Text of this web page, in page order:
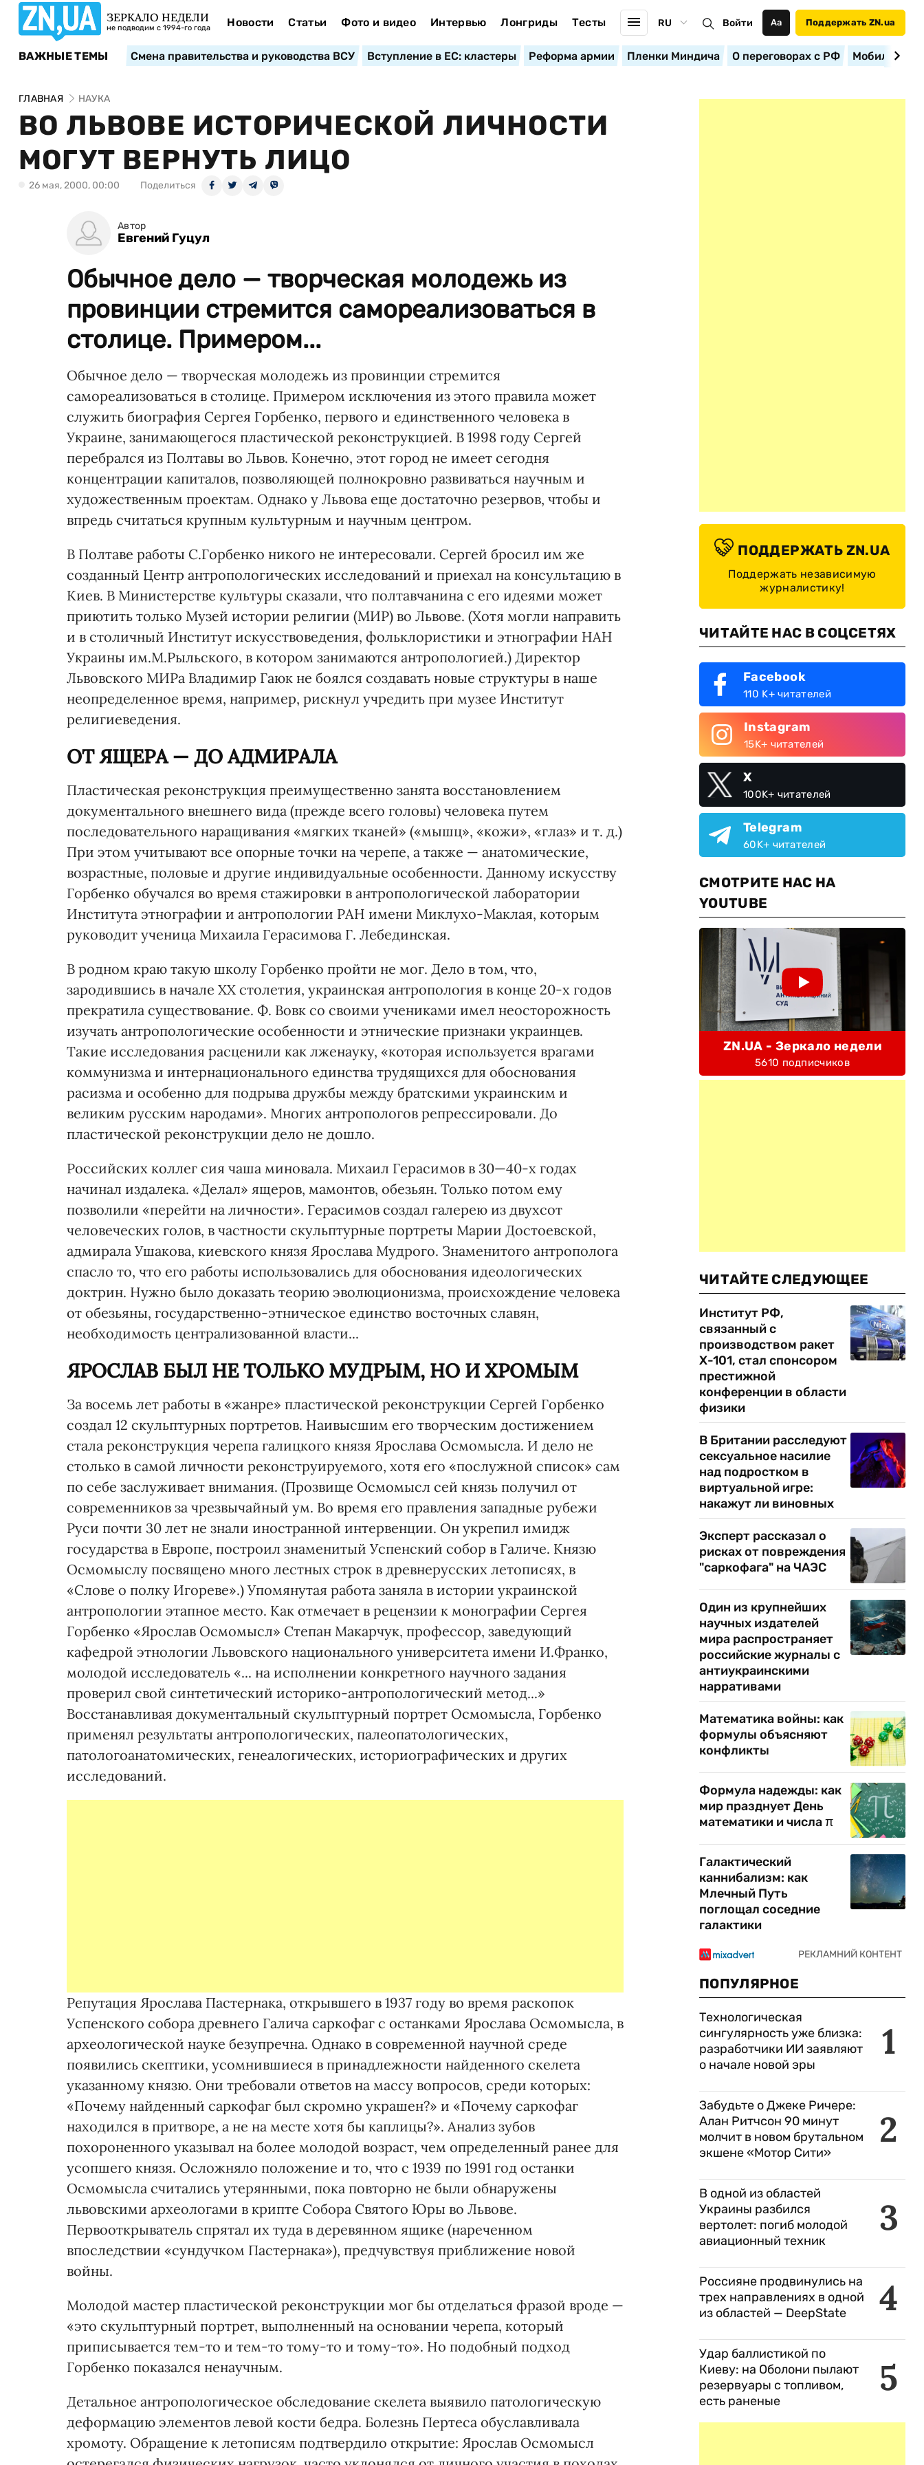
ЗЕРКАЛО НЕДЕЛИ
не подводим с 1994-го года Новости Статьи Фото и видео Интервью Лонгриды Тесты RU Войти Аа Поддержать ZN.ua
ВАЖНЫЕ ТЕМЫ Смена правительства и руководства ВСУ Вступление в ЕС: кластеры Реформа армии Пленки Миндича О переговорах с РФ
ГЛАВНАЯ НАУКА
ВО ЛЬВОВЕ ИСТОРИЧЕСКОЙ ЛИЧНОСТИ
МОГУТ ВЕРНУТЬ ЛИЦО
26 мая, 2000, 00:00 Поделиться
Автор
Евгений Гуцул
Обычное дело — творческая молодежь из
провинции стремится самореализоваться в
столице. Примером...
Обычное дело — творческая молодежь из провинции стремится
самореализоваться в столице. Примером исключения из этого правила может
служить биография Сергея Горбенко, первого и единственного человека в
Украине, занимающегося пластической реконструкцией. В 1998 году Сергей
перебрался из Полтавы во Львов. Конечно, этот город не имеет сегодня
концентрации капиталов, позволяющей полнокровно развиваться научным и
художественным проектам. Однако у Львова еще достаточно резервов, чтобы и
впредь считаться крупным культурным и научным центром.
В Полтаве работы С.Горбенко никого не интересовали. Сергей бросил им же
созданный Центр антропологических исследований и приехал на консультацию в
Киев. В Министерстве культуры сказали, что полтавчанина с его идеями может
приютить только Музей истории религии (МИР) во Львове. (Хотя могли направить
и в столичный Институт искусствоведения, фольклористики и этнографии НАН
Украины им.М.Рыльского, в котором занимаются антропологией.) Директор
Львовского МИРа Владимир Гаюк не боялся создавать новые структуры в наше
неопределенное время, например, рискнул учредить при музее Институт
религиеведения.
ОТ ЯЩЕРА — ДО АДМИРАЛА
Пластическая реконструкция преимущественно занята восстановлением
документального внешнего вида (прежде всего головы) человека путем
последовательного наращивания «мягких тканей» («мышц», «кожи», «глаз» и т. д.)
При этом учитывают все опорные точки на черепе, а также — анатомические,
возрастные, половые и другие индивидуальные особенности. Данному искусству
Горбенко обучался во время стажировки в антропологической лаборатории
Института этнографии и антропологии РАН имени Миклухо-Маклая, которым
руководит ученица Михаила Герасимова Г. Лебединская.
В родном краю такую школу Горбенко пройти не мог. Дело в том, что,
зародившись в начале ХХ столетия, украинская антропология в конце 20-х годов
прекратила существование. Ф. Вовк со своими учениками имел неосторожность
изучать антропологические особенности и этнические признаки украинцев.
Такие исследования расценили как лженауку, «которая используется врагами
коммунизма и интернационального единства трудящихся для обоснования
расизма и особенно для подрыва дружбы между братскими украинским и
великим русским народами». Многих антропологов репрессировали. До
пластической реконструкции дело не дошло.
Российских коллег сия чаша миновала. Михаил Герасимов в 30—40-х годах
начинал издалека. «Делал» ящеров, мамонтов, обезьян. Только потом ему
позволили «перейти на личности». Герасимов создал галерею из двухсот
человеческих голов, в частности скульптурные портреты Марии Достоевской,
адмирала Ушакова, киевского князя Ярослава Мудрого. Знаменитого антрополога
спасло то, что его работы использовались для обоснования идеологических
доктрин. Нужно было доказать теорию эволюционизма, происхождение человека
от обезьяны, государственно-этническое единство восточных славян,
необходимость централизованной власти...
ЯРОСЛАВ БЫЛ НЕ ТОЛЬКО МУДРЫМ, НО И ХРОМЫМ
За восемь лет работы в «жанре» пластической реконструкции Сергей Горбенко
создал 12 скульптурных портретов. Наивысшим его творческим достижением
стала реконструкция черепа галицкого князя Ярослава Осмомысла. И дело не
столько в самой личности реконструируемого, хотя его «послужной список» сам
по себе заслуживает внимания. (Прозвище Осмомысл сей князь получил от
современников за чрезвычайный ум. Во время его правления западные рубежи
Руси почти 30 лет не знали иностранной интервенции. Он укрепил имидж
государства в Европе, построил знаменитый Успенский собор в Галиче. Князю
Осмомыслу посвящено много лестных строк в древнерусских летописях, в
«Слове о полку Игореве».) Упомянутая работа заняла в истории украинской
антропологии этапное место. Как отмечает в рецензии к монографии Сергея
Горбенко «Ярослав Осмомысл» Степан Макарчук, профессор, заведующий
кафедрой этнологии Львовского национального университета имени И.Франко,
молодой исследователь «... на исполнении конкретного научного задания
проверил свой синтетический историко-антропологический метод...»
Восстанавливая документальный скульптурный портрет Осмомысла, Горбенко
применял результаты антропологических, палеопатологических,
патологоанатомических, генеалогических, историографических и других
исследований.
Репутация Ярослава Пастернака, открывшего в 1937 году во время раскопок
Успенского собора древнего Галича саркофаг с останками Ярослава Осмомысла, в
археологической науке безупречна. Однако в современной научной среде
появились скептики, усомнившиеся в принадлежности найденного скелета
указанному князю. Они требовали ответов на массу вопросов, среди которых:
«Почему найденный саркофаг был скромно украшен?» и «Почему саркофаг
находился в притворе, а не на месте хотя бы каплицы?». Анализ зубов
похороненного указывал на более молодой возраст, чем определенный ранее для
усопшего князя. Осложняло положение и то, что с 1939 по 1991 год останки
Осмомысла считались утерянными, пока повторно не были обнаружены
львовскими археологами в крипте Собора Святого Юры во Львове.
Первооткрыватель спрятал их туда в деревянном ящике (нареченном
впоследствии «сундучком Пастернака»), предчувствуя приближение новой
войны.
Молодой мастер пластической реконструкции мог бы отделаться фразой вроде —
«это скульптурный портрет, выполненный на основании черепа, который
приписывается тем-то и тем-то тому-то и тому-то». Но подобный подход
Горбенко показался ненаучным.
Детальное антропологическое обследование скелета выявило патологическую
деформацию элементов левой кости бедра. Болезнь Пертеса обуславливала
хромоту. Обращение к летописям подтвердило открытие: Ярослав Осмомысл
ПОДДЕРЖАТЬ ZN.UA
Поддержать независимую
журналистику!
ЧИТАЙТЕ НАС В СОЦСЕТЯХ
Facebook
110 K+ читателей
Instagram
15K+ читателей
X
100K+ читателей
Telegram
60K+ читателей
СМОТРИТЕ НАС НА
YOUTUBE
ZN.UA - Зеркало недели
5610 подписчиков
ЧИТАЙТЕ СЛЕДУЮЩЕЕ
Институт РФ,
связанный с
производством ракет
Х-101, стал спонсором
престижной
конференции в области
физики
В Британии расследуют
сексуальное насилие
над подростком в
виртуальной игре:
накажут ли виновных
Эксперт рассказал о
рисках от повреждения
"саркофага" на ЧАЭС
Один из крупнейших
научных издателей
мира распространяет
российские журналы с
антиукраинскими
нарративами
Математика войны: как
формулы объясняют
конфликты
Формула надежды: как
мир празднует День
математики и числа π
Галактический
каннибализм: как
Млечный Путь
поглощал соседние
галактики
ПОПУЛЯРНОЕ
1
Технологическая
сингулярность уже близка:
разработчики ИИ заявляют
о начале новой эры
2
Забудьте о Джеке Ричере:
Алан Ритчсон 90 минут
молчит в новом брутальном
экшене «Мотор Сити»
3
В одной из областей
Украины разбился
вертолет: погиб молодой
авиационный техник
4
Россияне продвинулись на
трех направлениях в одной
из областей — DeepState
5
Удар баллистикой по
Киеву: на Оболони пылают
резервуары с топливом,
есть раненые